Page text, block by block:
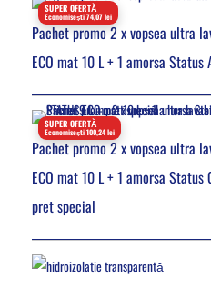
SUPER OFERTĂ
Economisești 74,07 lei
Pachet promo 2 x vopsea ultra
ECO mat 10 L + 1 amorsa
SUPER OFERTĂ
Economisești 100,24 lei
Pachet promo 2 x vopsea ultra
ECO mat 10 L + 1 amorsa
pret special